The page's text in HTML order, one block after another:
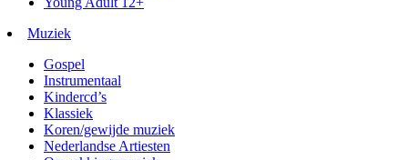
Muziek
Gospel
Instrumentaal
Kindercd’s
Klassiek
Koren/gewijde muziek
Nederlandse Artiesten